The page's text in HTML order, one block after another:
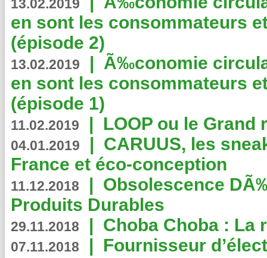
13.02.2019
en sont les consommateurs
(épisode 2)
13.02.2019 | Ã‰conomie
en sont les consommateurs
(épisode 1)
11.02.2019 | LOOP ou le Grand
04.01.2019 | CARUUS, les
France et éco-conception
11.12.2018 | Obsolescence
Produits Durables
29.11.2018 | Choba Choba : La
07.11.2018 | Fournisseur